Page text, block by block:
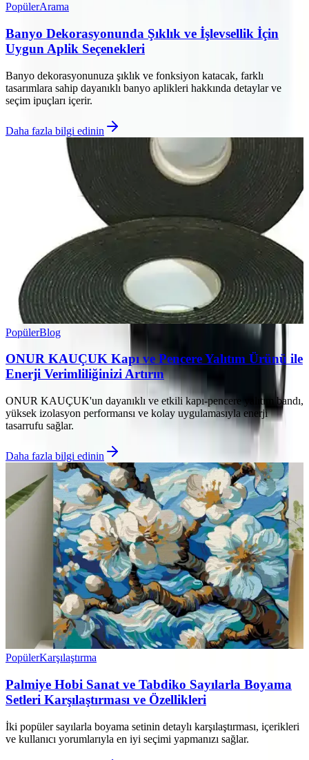
PopülerArama
Banyo Dekorasyonunda Şıklık ve İşlevsellik İçin
Uygun Aplik Seçenekleri
Banyo dekorasyonunuza şıklık ve fonksiyon katacak, farklı
tasarımlara sahip dayanıklı banyo aplikleri hakkında detaylar ve
seçim ipuçları içerir.
Daha fazla bilgi edinin
PopülerBlog
ONUR KAUÇUK Kapı ve Pencere Yalıtım Ürünü ile
Enerji Verimliliğinizi Artırın
ONUR KAUÇUK'un dayanıklı ve etkili kapı-pencere yalıtım bandı,
yüksek izolasyon performansı ve kolay uygulamasıyla enerji
tasarrufu sağlar.
Daha fazla bilgi edinin
PopülerKarşılaştırma
Palmiye Hobi Sanat ve Tabdiko Sayılarla Boyama
Setleri Karşılaştırması ve Özellikleri
İki popüler sayılarla boyama setinin detaylı karşılaştırması, içerikleri
ve kullanıcı yorumlarıyla en iyi seçimi yapmanızı sağlar.